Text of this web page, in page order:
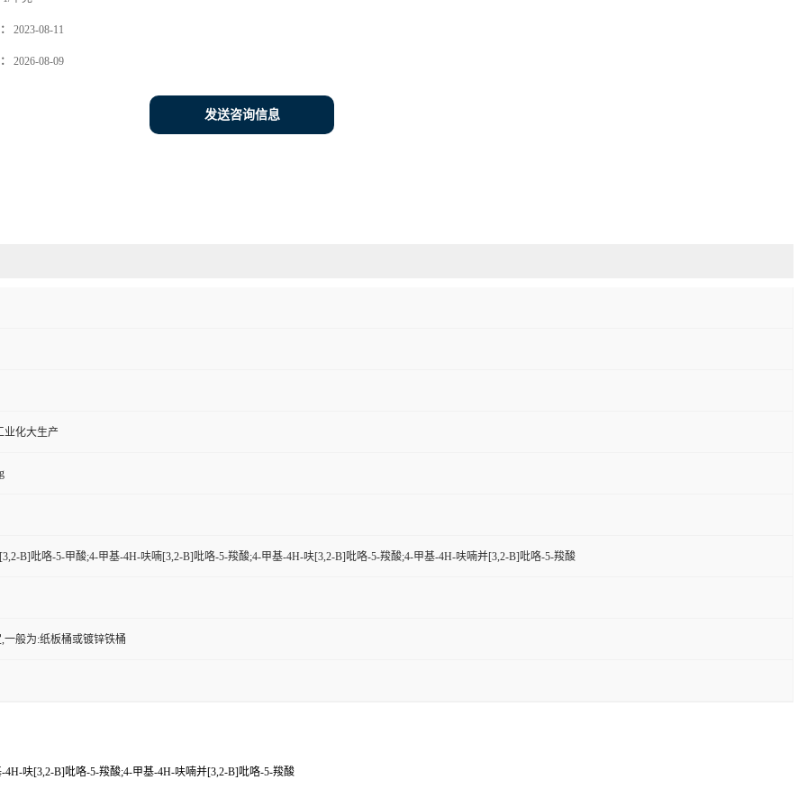
2023-08-11
2026-08-09
发送咨询信息
业化大生产
B]吡咯-5-甲酸;4-甲基-4H-呋喃[3,2-B]吡咯-5-羧酸;4-甲基-4H-呋[3,2-B]吡咯-5-羧酸;4-甲基-4H-呋喃并[3,2-B]吡咯-5-羧酸
一般为:纸板桶或镀锌铁桶
呋[3,2-B]吡咯-5-羧酸;4-甲基-4H-呋喃并[3,2-B]吡咯-5-羧酸